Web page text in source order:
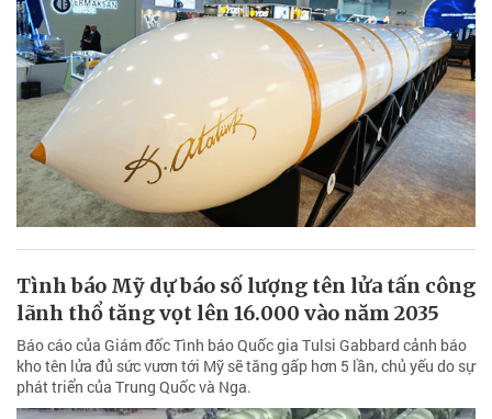
Tình báo Mỹ dự báo số lượng tên lửa tấn công
lãnh thổ tăng vọt lên 16.000 vào năm 2035
Báo cáo của Giám đốc Tình báo Quốc gia Tulsi Gabbard cảnh báo
kho tên lửa đủ sức vươn tới Mỹ sẽ tăng gấp hơn 5 lần, chủ yếu do sự
phát triển của Trung Quốc và Nga.